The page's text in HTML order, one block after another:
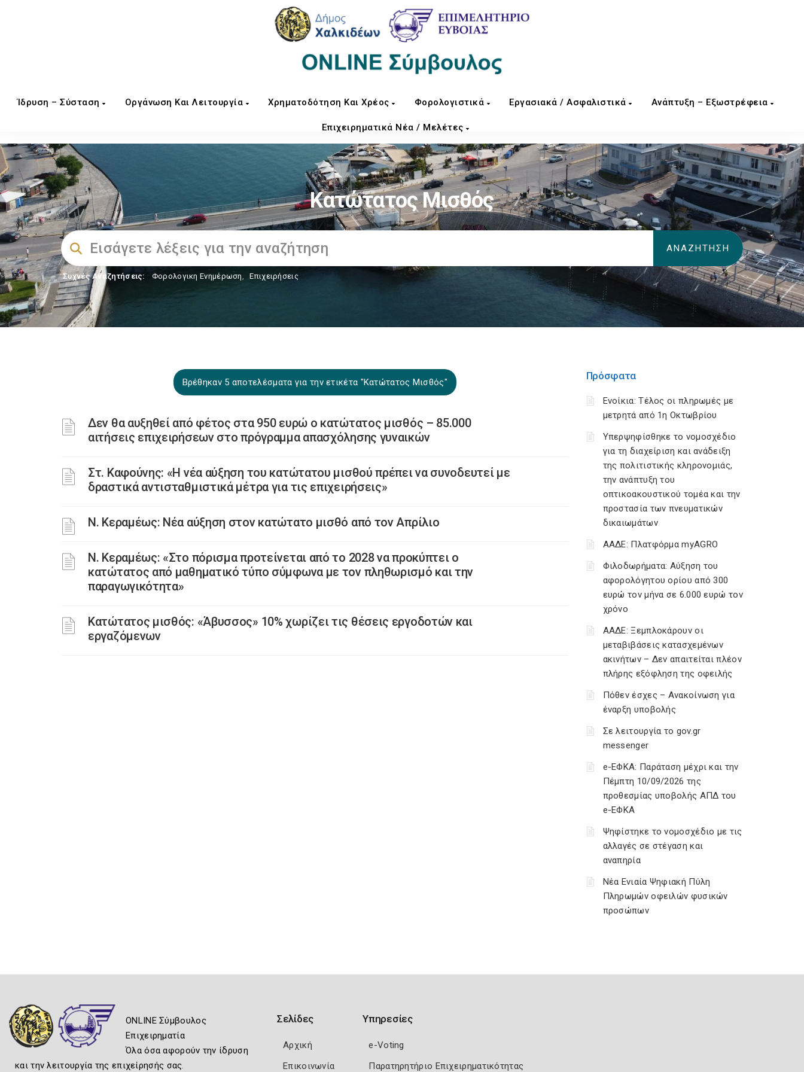
Ίδρυση – Σύσταση Οργάνωση Και Λειτουργία Χρηματοδότηση Και Χρέος Φορολογιστικά Εργασιακά / Ασφαλιστικά Ανάπτυξη – Εξωστρέφεια
Επιχειρηματικά Νέα / Μελέτες
Κατώτατος Μισθός
Συχνές Αναζητήσεις: Φορολογικη Ενημέρωση, Επιχειρήσεις
Βρέθηκαν 5 αποτελέσματα για την ετικέτα "Κατώτατος Μισθός"
Δεν θα αυξηθεί από φέτος στα 950 ευρώ ο κατώτατος μισθός – 85.000
αιτήσεις επιχειρήσεων στο πρόγραμμα απασχόλησης γυναικών
Στ. Καφούνης: «Η νέα αύξηση του κατώτατου μισθού πρέπει να συνοδευτεί με
δραστικά αντισταθμιστικά μέτρα για τις επιχειρήσεις»
Ν. Κεραμέως: Νέα αύξηση στον κατώτατο μισθό από τον Απρίλιο
Ν. Κεραμέως: «Στο πόρισμα προτείνεται από το 2028 να προκύπτει ο
κατώτατος από μαθηματικό τύπο σύμφωνα με τον πληθωρισμό και την
παραγωγικότητα»
Κατώτατος μισθός: «Άβυσσος» 10% χωρίζει τις θέσεις εργοδοτών και
εργαζόμενων
Πρόσφατα
Ενοίκια: Τέλος οι πληρωμές με
μετρητά από 1η Οκτωβρίου
Υπερψηφίσθηκε το νομοσχέδιο
για τη διαχείριση και ανάδειξη
της πολιτιστικής κληρονομιάς,
την ανάπτυξη του
οπτικοακουστικού τομέα και την
προστασία των πνευματικών
δικαιωμάτων
ΑΑΔΕ: Πλατφόρμα myAGRO
Φιλοδωρήματα: Αύξηση του
αφορολόγητου ορίου από 300
ευρώ τον μήνα σε 6.000 ευρώ τον
χρόνο
ΑΑΔΕ: Ξεμπλοκάρουν οι
μεταβιβάσεις κατασχεμένων
ακινήτων – Δεν απαιτείται πλέον
πλήρης εξόφληση της οφειλής
Πόθεν έσχες – Ανακοίνωση για
έναρξη υποβολής
Σε λειτουργία το gov.gr
messenger
e-ΕΦΚΑ: Παράταση μέχρι και την
Πέμπτη 10/09/2026 της
προθεσμίας υποβολής ΑΠΔ του
e-ΕΦΚΑ
Ψηφίστηκε το νομοσχέδιο με τις
αλλαγές σε στέγαση και
αναπηρία
Νέα Ενιαία Ψηφιακή Πύλη
Πληρωμών οφειλών φυσικών
προσώπων
ONLINE Σύμβουλος
Επιχειρηματία
Όλα όσα αφορούν την ίδρυση
και την λειτουργία της επιχείρησής σας.
Σελίδες
Αρχική
Επικοινωνία
Υπηρεσίες
e-Voting
Παρατηρητήριο Επιχειρηματικότητας